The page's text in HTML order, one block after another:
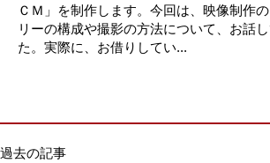
ＣＭ」を制作します。今回は、映像制作
リーの構成や撮影の方法について、お話
た。実際に、お借りしてい...
過去の記事